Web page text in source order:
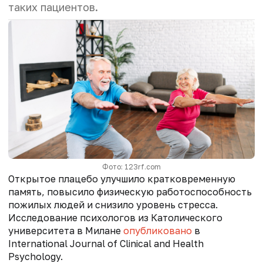
таких пациентов.
Фото: 123rf.com
Открытое плацебо улучшило кратковременную
память, повысило физическую работоспособность
пожилых людей и снизило уровень стресса.
Исследование психологов из Католического
университета в Милане опубликовано в
International Journal of Clinical and Health
Psychology.